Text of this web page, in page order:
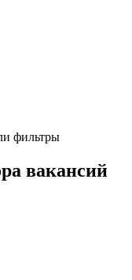
фильтры
вакансий